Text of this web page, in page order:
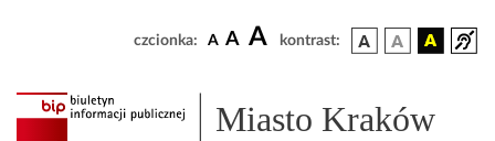
czcionka: A A A kontrast:
Miasto Kraków